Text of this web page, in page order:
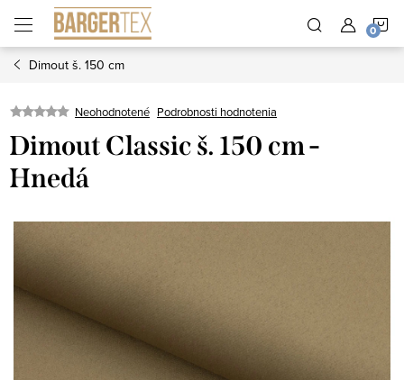
obsah
Dimout š. 150 cm
Neohodnotené Podrobnosti hodnotenia
Dimout Classic š. 150 cm -
Hnedá